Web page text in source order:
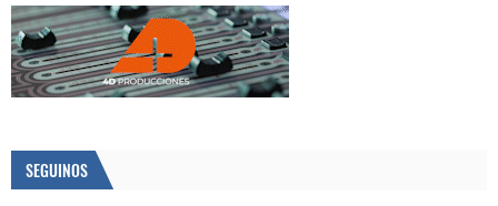
SEGUINOS